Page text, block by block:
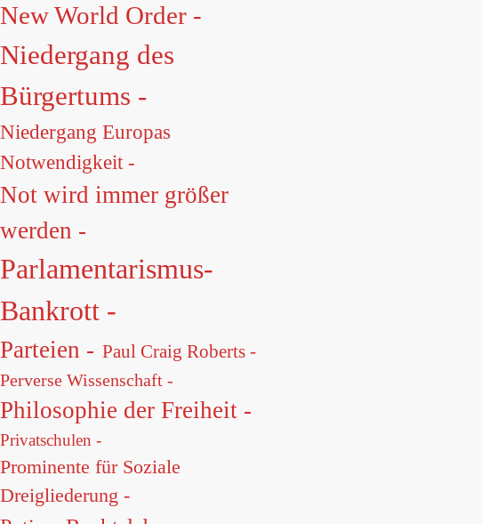
New World Order -
Niedergang des
Bürgertums -
Niedergang Europas
Notwendigkeit -
Not wird immer größer
werden -
Parlamentarismus-
Bankrott -
Parteien - Paul Craig Roberts -
Perverse Wissenschaft -
Philosophie der Freiheit -
Privatschulen -
Prominente für Soziale
Dreigliederung -